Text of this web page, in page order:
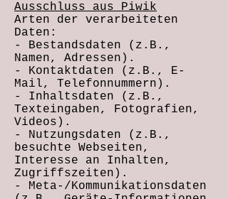
Ausschluss aus Piwik
Arten der verarbeiteten
Daten:
- Bestandsdaten (z.B.,
Namen, Adressen).
- Kontaktdaten (z.B., E-
Mail, Telefonnummern).
- Inhaltsdaten (z.B.,
Texteingaben, Fotografien,
Videos).
- Nutzungsdaten (z.B.,
besuchte Webseiten,
Interesse an Inhalten,
Zugriffszeiten).
- Meta-/Kommunikationsdaten